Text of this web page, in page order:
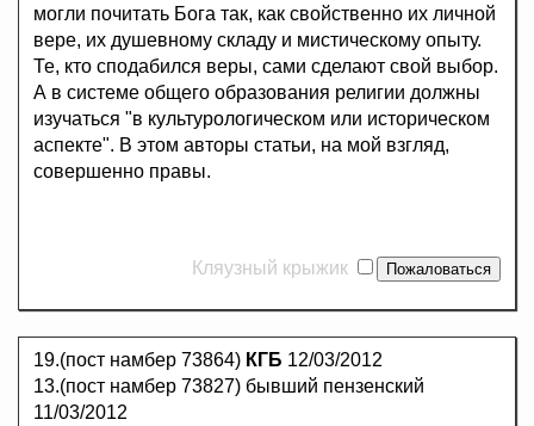
могли почитать Бога так, как свойственно их личной
вере, их душевному складу и мистическому опыту.
Те, кто сподабился веры, сами сделают свой выбор.
А в системе общего образования религии должны
изучаться "в культурологическом или историческом
аспекте". В этом авторы статьи, на мой взгляд,
совершенно правы.
Кляузный крыжик
19.(пост намбер 73864) КГБ 12/03/2012
13.(пост намбер 73827) бывший пензенский
11/03/2012